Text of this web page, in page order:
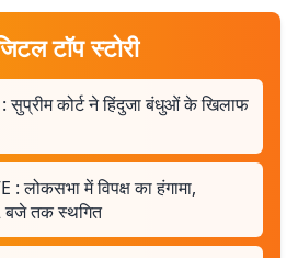
टॉप स्टोरी
: सुप्रीम कोर्ट ने हिंदुजा बंधुओं के खिलाफ
लोकसभा में विपक्ष का हंगामा,
बजे तक स्थगित